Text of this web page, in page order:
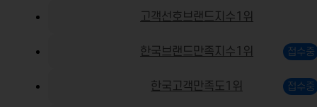
고객선호브랜드지수1위
한국브랜드만족지수1위
한국고객만족도1위